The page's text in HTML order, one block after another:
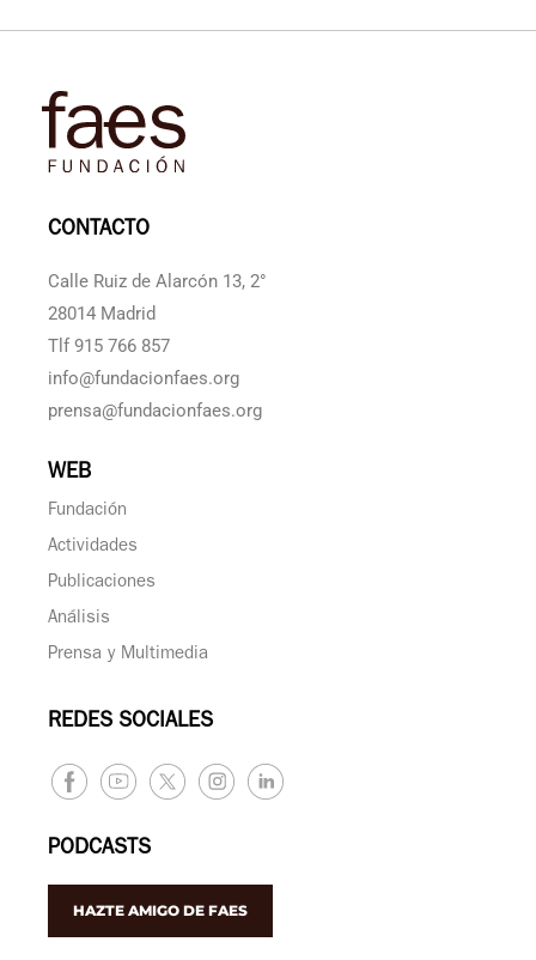
CONTACTO
Calle Ruiz de Alarcón 13, 2°
28014 Madrid
Tlf 915 766 857
info@fundacionfaes.org
prensa@fundacionfaes.org
WEB
Fundación
Actividades
Publicaciones
Análisis
Prensa y Multimedia
REDES SOCIALES
PODCASTS
HAZTE AMIGO DE FAES